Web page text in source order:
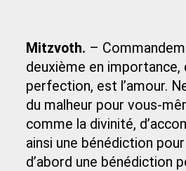
Mitzvoth. –
deuxième en
perfection, est l’amour.
du malheur pour vous-
comme la divinité,
ainsi une bénédiction
d’abord une bénédiction